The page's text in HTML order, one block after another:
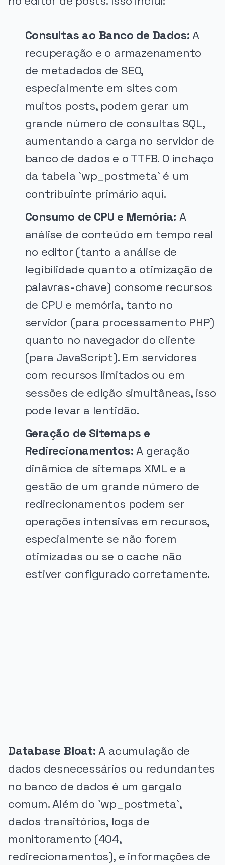
Consultas ao Banco de Dados: A
recuperação e o armazenamento
de metadados de SEO,
especialmente em sites com
muitos posts, podem gerar um
grande número de consultas SQL,
aumentando a carga no servidor de
banco de dados e o TTFB. O inchaço
da tabela `wp_postmeta` é um
contribuinte primário aqui.
Consumo de CPU e Memória: A
análise de conteúdo em tempo real
no editor (tanto a análise de
legibilidade quanto a otimização de
palavras-chave) consome recursos
de CPU e memória, tanto no
servidor (para processamento PHP)
quanto no navegador do cliente
(para JavaScript). Em servidores
com recursos limitados ou em
sessões de edição simultâneas, isso
pode levar a lentidão.
Geração de Sitemaps e
Redirecionamentos: A geração
dinâmica de sitemaps XML e a
gestão de um grande número de
redirecionamentos podem ser
operações intensivas em recursos,
especialmente se não forem
otimizadas ou se o cache não
estiver configurado corretamente.
Database Bloat: A acumulação de
dados desnecessários ou redundantes
no banco de dados é um gargalo
comum. Além do `wp_postmeta`,
dados transitórios, logs de
monitoramento (404,
redirecionamentos), e informações de